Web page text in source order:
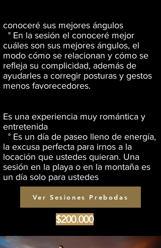
conoceré sus mejores ángulos
° En la sesión el conoceré mejor
cuáles son sus mejores ángulos, el
modo cómo se relacionan y cómo se
refleja su complicidad, además de
ayudarles a corregir posturas y gestos
menos favorecedores.
Es una experiencia muy romántica y
entretenida
° Es un día de paseo lleno de energía,
la excusa perfecta para irnos a la
locación que ustedes quieran. Una
sesión en la playa o en la montaña es
un día solo para ustedes
Ver Sesiones Prebodas
$200.000